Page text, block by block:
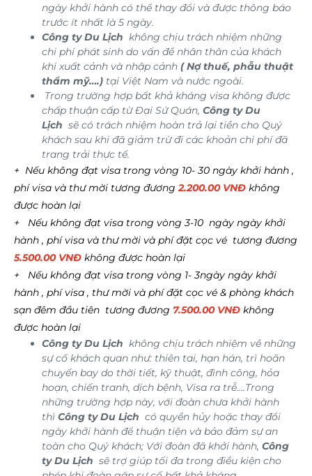
ngày khởi hành có thể thay đổi và được thông báo
trước ít nhất là 5 ngày.
Công ty Du Lịch không chịu trách nhiệm những
chi phí phát sinh do vấn đề nhân thân của khách
khi xuất cảnh và nhập cảnh ( Nợ thuế, phẫu thuật
thẩm mỹ….) tại Việt Nam và nước ngoài.
Trong trường hợp bất khả kháng visa không được
chấp thuận cấp từ Đại Sứ Quán, Công ty Du
Lịch sẽ có trách nhiệm hoàn trả lại tiền cho Quý
khách sau khi đã giảm trừ đi các khoản chi phí đã
trang trải thực tế.
+ Nếu không đạt visa trong vòng 10- 30 ngày khởi hành ,
phí visa và thư mời tương đương 2.200.00 VNĐ không
được hoàn lại
+ Nếu không đạt visa trong vòng 3-10 ngày ngày khởi
hành , phí visa và thư mời và phí đặt cọc vé tương đương
5.500.00 VNĐ không được hoàn lại
+ Nếu không đạt visa trong vòng 1- 3ngày ngày khởi
hành , phí visa , thư mời và phí đặt cọc vé & phòng khách
sạn đêm đầu tiên tương đương 7.500.00 VNĐ không
được hoàn lại
Công ty Du Lịch không chịu trách nhiệm về những
sự cố khách quan như: thiên tai, hạn hán, trì hoãn
chuyến bay do thời tiết, kỹ thuật, đình công, hỏa
hoạn, chiến tranh, dịch bệnh, Visa ra trễ….Trong
những trường hợp này, với đoàn chưa khởi hành
thì Công ty Du Lịch có quyền hủy hoặc thay đổi
ngày khởi hành để thuận tiện và bảo đảm sự an
toàn cho Quý khách; Với đoàn đã khởi hành, Công
ty Du Lịch sẽ trợ giúp tối đa trong điều kiện cho